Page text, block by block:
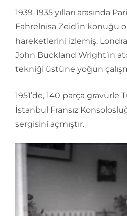
1939-1935 yılları arasında
Fahrelnisa Zeid’in konuğu
hareketlerini izlemiş,
John Buckland Wright’ın
tekniği üstüne yoğun
1951’de, 140 parça gravürle
İstanbul Fransız
sergisini açmıştır.